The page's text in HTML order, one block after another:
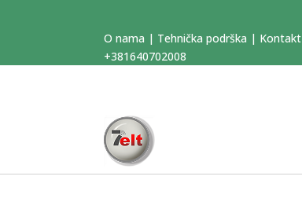
O nama | Tehnička podrška | Kontakt
+381640702008